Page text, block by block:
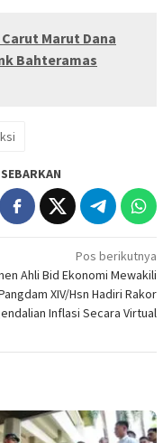
Marut Dana
Bahteramas
SEBARKAN
Pos berikutnya
Ahli Bid Ekonomi Mewakili
XIV/Hsn Hadiri Rakor
Inflasi Secara Virtual